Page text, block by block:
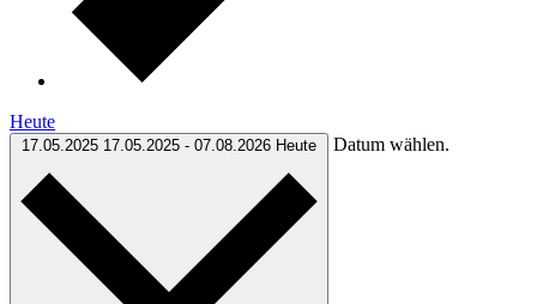
Heute
17.05.2025 17.05.2025 - 07.08.2026 Heute Datum wählen.